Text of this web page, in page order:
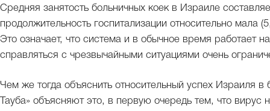
Средняя занятость больничных коек в Израиле
продолжительность госпитализации относительно
Это означает, что система и в обычное время работает
справляться с чрезвычайными ситуациями очень
Чем же тогда объяснить относительный успех Израиля
Тауба» объясняют это, в первую очередь тем, что